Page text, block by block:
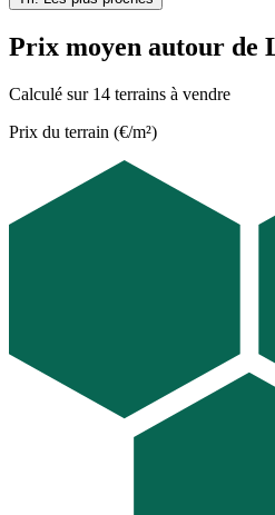
Prix moyen autour de
Calculé sur 14 terrains à vendre
Prix du terrain (€/m²)